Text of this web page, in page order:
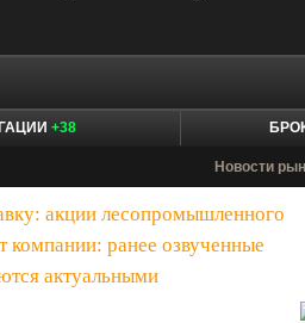
+38
Новости
акции лесопромышленного
компании: ранее озвученные
актуальными